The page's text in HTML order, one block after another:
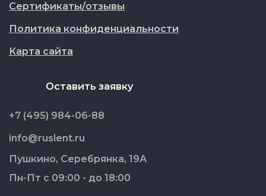
Сертификаты/отзывы
Политика конфиденциальности
Карта сайта
Оставить заявку
+7 (495) 984-06-88
info@ruslent.ru
Пушкино, Серебрянка, 19А
Пн-Пт с 09:00 - до 18:00